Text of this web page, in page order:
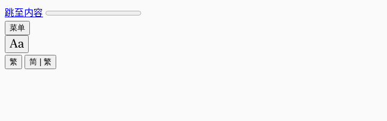
跳至内容
菜单
繁 简 繁